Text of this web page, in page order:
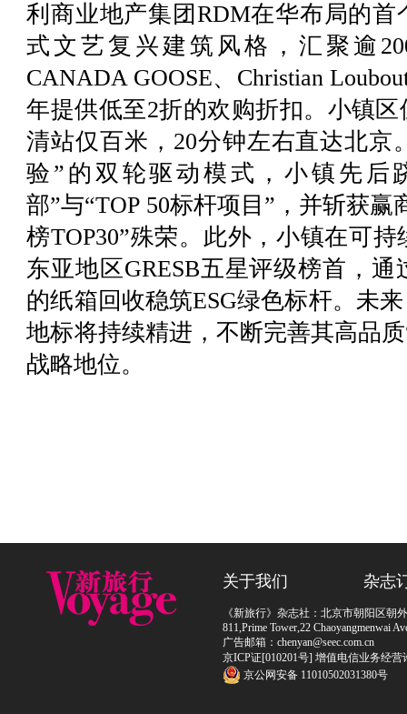
利商业地产集团RDM在华布局的
式文艺复兴建筑风格，汇聚逾
CANADA GOOSE、Christian
年提供低至2折的欢购折扣。小镇
清站仅百米，20分钟左右直达北京
验”的双轮驱动模式，小镇先后
部”与“TOP 50标杆项目”，并斩获
榜TOP30”殊荣。此外，小镇在可
东亚地区GRESB五星评级榜首，
的纸箱回收稳筑ESG绿色标杆。未
地标将持续精进，不断完善其高品
战略地位。
关于我们 杂志
《新旅行》杂志社：北京市朝阳区朝
811,Prime Tower,22 Chaoyangmenwai
广告邮箱：chenyan@seec.com.cn
京ICP证[010201号] 增值电信业务经
京公网安备 11010502031380号